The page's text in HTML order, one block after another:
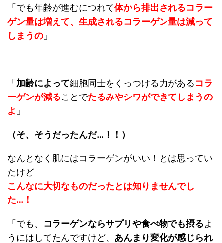
「でも年齢が進むにつれて体から排出されるコラー
ゲン量は増えて、生成されるコラーゲン量は減って
しまうの 」
「 加齢によって細胞同士をくっつける力があるコラ
ーゲンが減ることでたるみやシワができてしまうの
よ 」
（そ、そうだったんだ…！！）
なんとなく肌にはコラーゲンがいい！とは思ってい
たけど
こんなに大切なものだったとは知りませんでし
た…！
「でも、 コラーゲンならサプリや食べ物でも摂るよ
うにはしてたんですけど、 あんまり変化が感じられ